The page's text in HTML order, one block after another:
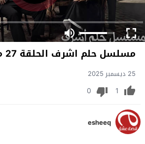
مسلسل حلم اشرف الحلقة 27 مترجم
25 ديسمبر 2025
1
0
esheeq